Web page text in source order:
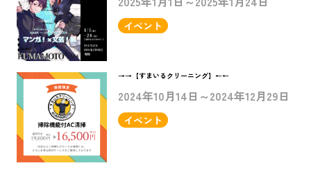
イベント
→→【すまいるクリーニング】←←
2024年10月14日～2024年12月29日
イベント